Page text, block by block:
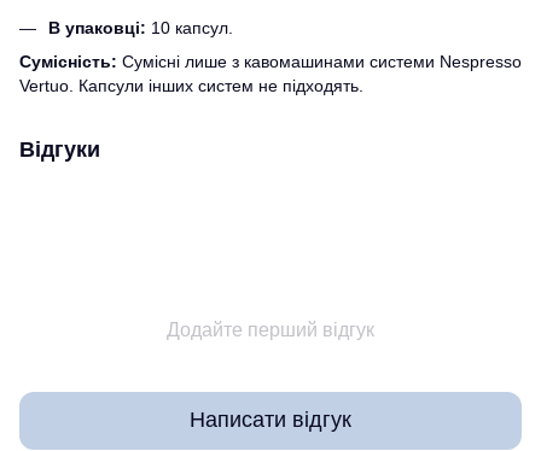
В упаковці: 10 капсул.
Сумісність: Сумісні лише з кавомашинами системи Nespresso
Vertuo. Капсули інших систем не підходять.
Відгуки
Додайте перший відгук
Написати відгук